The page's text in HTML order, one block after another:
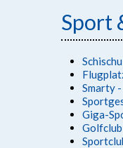
Sport
Smarty
Giga-